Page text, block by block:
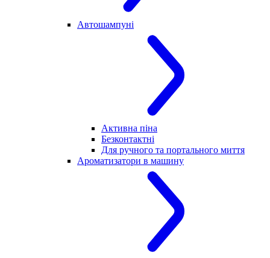
Автошампуні
Активна піна
Безконтактні
Для ручного та портального миття
Ароматизатори в машину